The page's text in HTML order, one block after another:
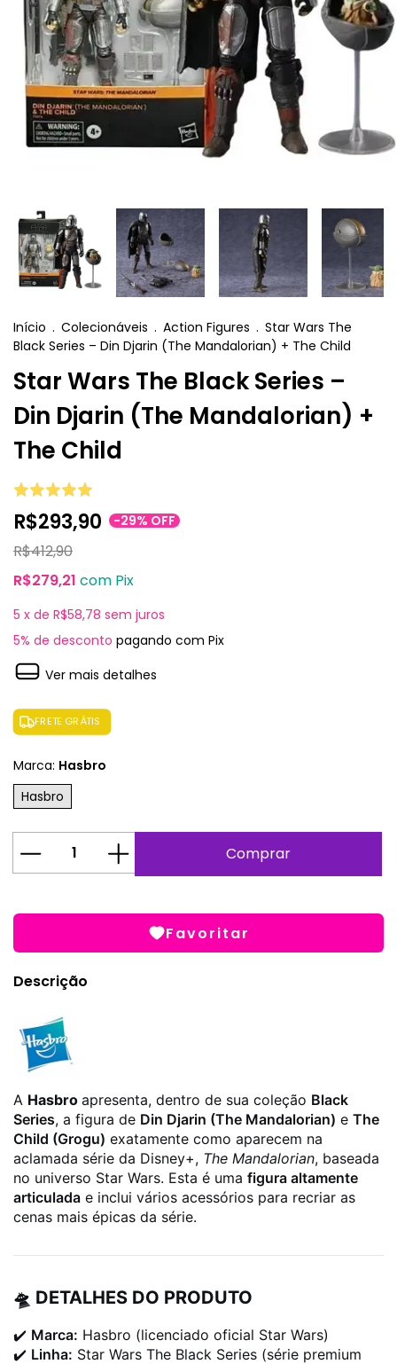
Início . Colecionáveis . Action Figures . Star Wars The
Black Series – Din Djarin (The Mandalorian) + The Child
Star Wars The Black Series –
Din Djarin (The Mandalorian) +
The Child
R$293,90 -29% OFF
R$412,90
R$279,21 com Pix
5 x de R$58,78 sem juros
5% de desconto pagando com Pix
Ver mais detalhes
FRETE GRÁTIS
Marca: Hasbro
Hasbro
Favoritar
Descrição
A Hasbro apresenta, dentro de sua coleção Black
Series, a figura de Din Djarin (The Mandalorian) e The
Child (Grogu) exatamente como aparecem na
aclamada série da Disney+, The Mandalorian, baseada
no universo Star Wars. Esta é uma figura altamente
articulada e inclui vários acessórios para recriar as
cenas mais épicas da série.
🛸 DETALHES DO PRODUTO
✔️ Marca: Hasbro (licenciado oficial Star Wars)
✔️ Linha: Star Wars The Black Series (série premium